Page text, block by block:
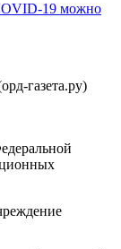
19 можно
газета.ру)